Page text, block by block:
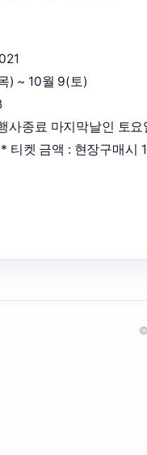
) ~ 10월 9(토)
사종료 마지막날인 토요
티켓 금액 : 현장구매시